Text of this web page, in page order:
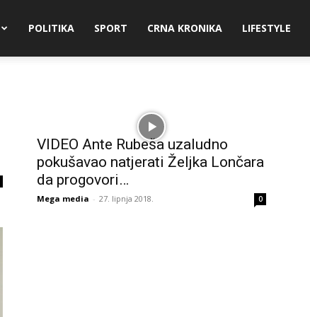
POLITIKA SPORT CRNA KRONIKA LIFESTYLE
VIDEO Ante Rubeša uzaludno
pokušavao natjerati Željka Lončara
da progovori…
Mega media - 27. lipnja 2018. 0